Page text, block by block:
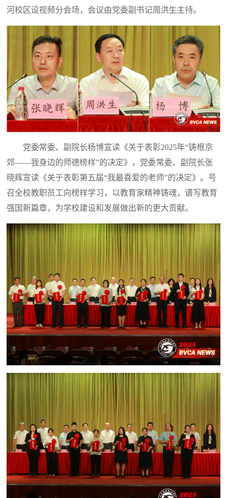
河校区设视频分会场，会议由党委副书记周洪生主持。
党委常委、副院长杨博宣读《关于表彰2025年“铸根京
郊——我身边的师德榜样”的决定》，党委常委、副院长张
晓辉宣读《关于表彰第五届“我最喜爱的老师”的决定》。号
召全校教职员工向榜样学习，以教育家精神铸魂，谱写教育
强国新篇章，为学校建设和发展做出新的更大贡献。